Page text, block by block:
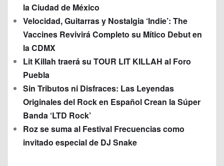
la Ciudad de México
Velocidad, Guitarras y Nostalgia ‘Indie’: The
Vaccines Revivirá Completo su Mítico Debut en
la CDMX
Lit Killah traerá su TOUR LIT KILLAH al Foro
Puebla
Sin Tributos ni Disfraces: Las Leyendas
Originales del Rock en Español Crean la Súper
Banda ‘LTD Rock’
Roz se suma al Festival Frecuencias como
invitado especial de DJ Snake